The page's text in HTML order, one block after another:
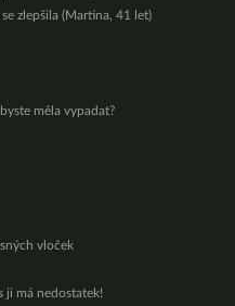
zlepšila (Martina, 41 let)
měla vypadat?
vloček
ji má nedostatek!